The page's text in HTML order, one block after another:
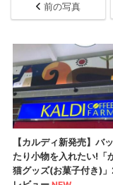
前の写真